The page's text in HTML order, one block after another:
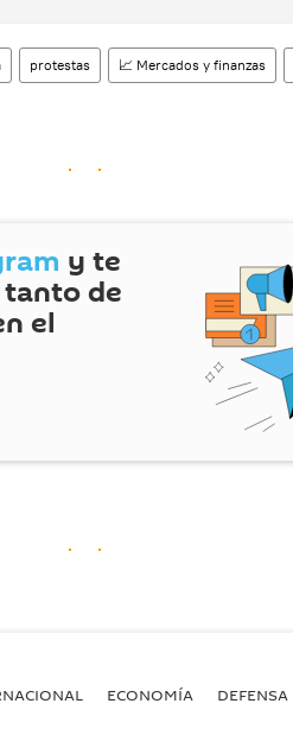
protestas 📈 Mercados y finanzas
y te
de
el
ECONOMÍA DEFENSA